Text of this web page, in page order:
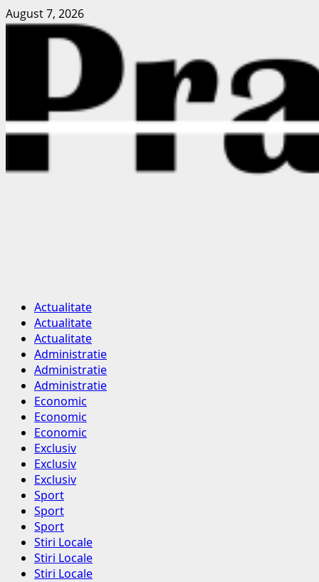
Skip
to
August 7, 2026
Primary
Menu
Actualitate
Actualitate
Actualitate
Administratie
Administratie
Administratie
Economic
Economic
Economic
Exclusiv
Exclusiv
Exclusiv
Sport
Sport
Sport
Stiri Locale
Stiri Locale
Stiri Locale